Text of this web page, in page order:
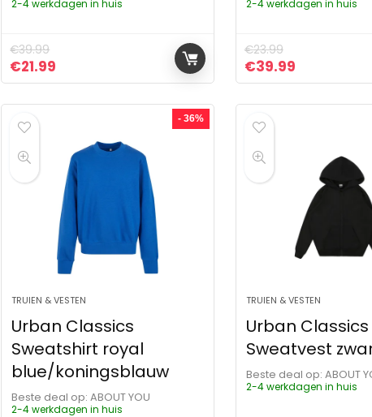
2-4 werkdagen in huis
€39.99
Oorspronkelijke prijs was: €39.99.
€21.99 Huidige prijs is: €21.99.
2-4 werkdagen in huis
€23.99
Oorspronkelijke
€39.99Huidige
- 36%
TRUIEN & VESTEN
Urban Classics
Sweatshirt royal
blue/koningsblauw
Beste deal op:
ABOUT YOU
2-4 werkdagen in huis
TRUIEN & VESTEN
Urban Classics
Sweatvest
Beste deal op:
ABOUT
2-4 werkdagen in huis